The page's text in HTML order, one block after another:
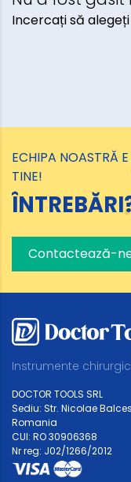
Incercați să
ECHIPA NOASTRĂ
TINE!
Contactează-
Instrumente
DOCTOR TOOLS SRL
Sediu: Str. Nicolae
Romania
CUI: RO 30906368
Nr reg: J02/1266/2012